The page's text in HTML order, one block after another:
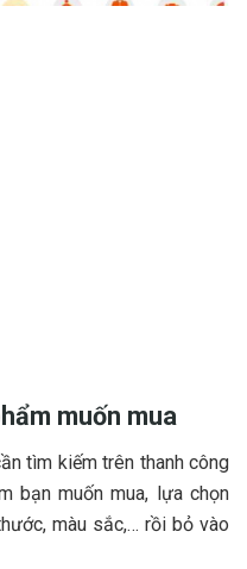
muốn mua
tìm kiếm trên thanh công
bạn muốn mua, lựa chọn
màu sắc,… rồi bỏ vào